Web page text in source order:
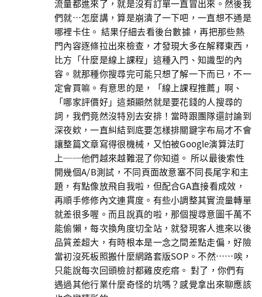
流量都進來了，就是沒有訂單一直冒出來。然後我
們就…怎麼講，算是崩潰了一下吧，一直想不通是
哪裡卡住。 結果仔細去看後台數據，再把那些熱
門內容逐條拉出來檢查，才發現大多在解釋東西，
比方「什麼是線上課程」這種入門、知識型的內
容。就那種你搜尋完可能只想了解一下而已，不一
定會買嘛。有意思的是，「線上課程推薦」啊、
「哪家評價好」這類顯然就是要花錢的人搜尋的
詞，我們竟然沒特別去安排！當時跟團隊還討論到
深夜欸，一直糾結到底要怎樣排關鍵字布局才不會
讓整篇文章寫得很機械，又怕被Google演算法盯
上──他們越來越難混了你知道。 所以最後索性
開幾個A/B測試，不同頁面故意塞不同長尾字和主
題，有點像放飛自我啦，但配合GA直接看成效，
再順手修修內文連貫度。有些小調整其實流量轉單
就差很多喔。而且說真的啦，那個搜尋意圖千萬不
能偷懶，每次換角度切全站，就發現客人進來以後
品質差超大，有時根本是一念之間差點走偏，好險
當初沒死板照搬什麼網路套版SOP。不然……唉，
只能說每次回頭檢討都雞皮疙瘩。 對了，你們有
遇過其他行業什麼奇怪的坑嗎？感覺拿出來聊應該